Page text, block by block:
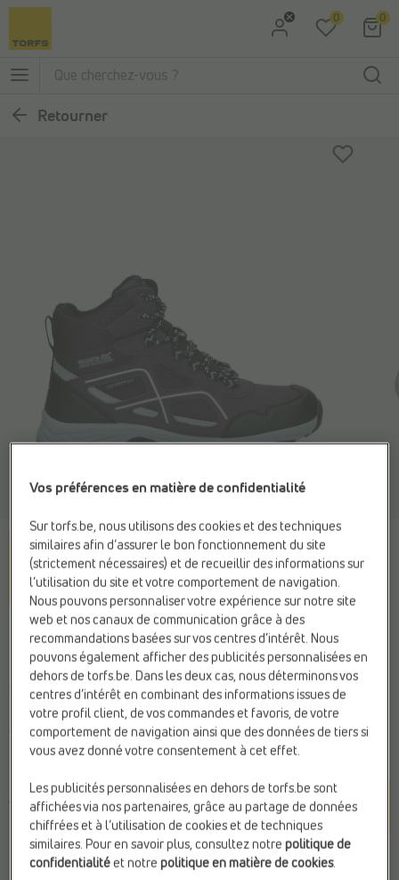
Aller au menu principal
0 0
Retourner
Chaussures de randonnée
violet
75,95 €
Couleur
Violet
Vos préférences en matière de confidentialité
Sur torfs.be, nous utilisons des cookies et des techniques
similaires afin d’assurer le bon fonctionnement du site
(strictement nécessaires) et de recueillir des informations sur
l’utilisation du site et votre comportement de navigation.
Nous pouvons personnaliser votre expérience sur notre site
web et nos canaux de communication grâce à des
recommandations basées sur vos centres d’intérêt. Nous
pouvons également afficher des publicités personnalisées en
dehors de torfs.be. Dans les deux cas, nous déterminons vos
centres d’intérêt en combinant des informations issues de
votre profil client, de vos commandes et favoris, de votre
comportement de navigation ainsi que des données de tiers si
vous avez donné votre consentement à cet effet.
Les publicités personnalisées en dehors de torfs.be sont
affichées via nos partenaires, grâce au partage de données
chiffrées et à l’utilisation de cookies et de techniques
similaires. Pour en savoir plus, consultez notre politique de
confidentialité et notre politique en matière de cookies.